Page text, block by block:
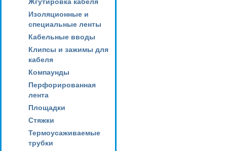
Изоляционные и
специальные ленты
Кабельные вводы
Клипсы и зажимы для
кабеля
Компаунды
Перфорированная
лента
Площадки
Стяжки
Термоусаживаемые
трубки